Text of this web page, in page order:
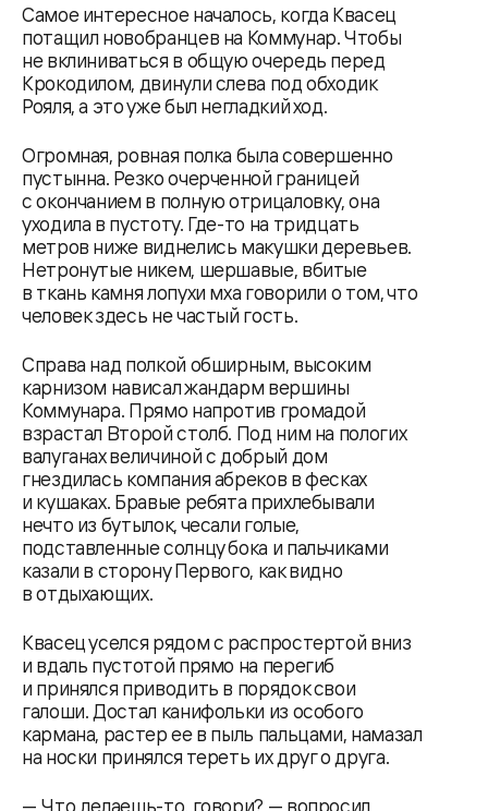
Самое интересное началось, когда Квасец
потащил новобранцев на Коммунар. Чтобы
не вклиниваться в общую очередь перед
Крокодилом, двинули слева под обходик
Рояля, а это уже был негладкий ход.
Огромная, ровная полка была совершенно
пустынна. Резко очерченной границей
с окончанием в полную отрицаловку, она
уходила в пустоту. Где-то на тридцать
метров ниже виднелись макушки деревьев.
Нетронутые никем, шершавые, вбитые
в ткань камня лопухи мха говорили о том, что
человек здесь не частый гость.
Справа над полкой обширным, высоким
карнизом нависал жандарм вершины
Коммунара. Прямо напротив громадой
взрастал Второй столб. Под ним на пологих
валуганах величиной с добрый дом
гнездилась компания абреков в фесках
и кушаках. Бравые ребята прихлебывали
нечто из бутылок, чесали голые,
подставленные солнцу бока и пальчиками
казали в сторону Первого, как видно
в отдыхающих.
Квасец уселся рядом с распростертой вниз
и вдаль пустотой прямо на перегиб
и принялся приводить в порядок свои
галоши. Достал канифольки из особого
кармана, растер ее в пыль пальцами, намазал
на носки принялся тереть их друг о друга.
— Что делаешь-то, говори? — вопросил